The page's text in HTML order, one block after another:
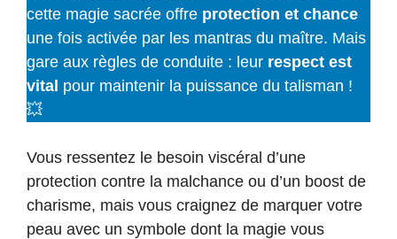
cette magie sacrée offre protection et chance
une fois activée par les mantras du maître. Mais
gare aux règles de conduite : leur respect est
vital pour maintenir la puissance du talisman !
💥
Vous ressentez le besoin viscéral d’une
protection contre la malchance ou d’un boost de
charisme, mais vous craignez de marquer votre
peau avec un symbole dont la magie vous